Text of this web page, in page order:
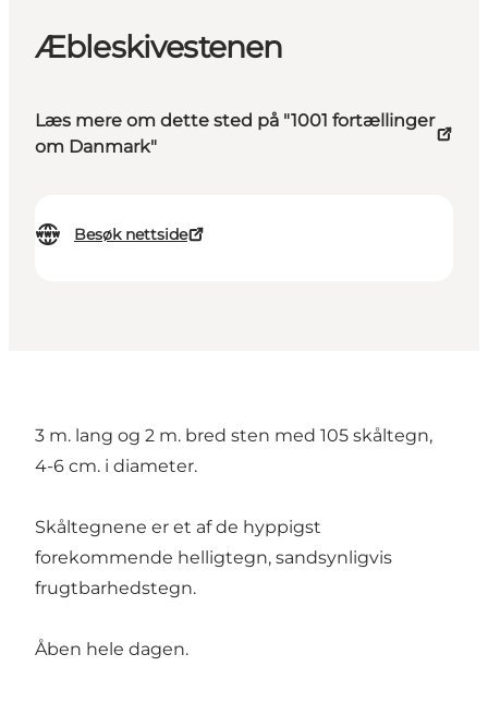
Æbleskivestenen
Læs mere om dette sted på "1001 fortællinger
om Danmark"
Besøk nettside
3 m. lang og 2 m. bred sten med 105 skåltegn,
4-6 cm. i diameter.
Skåltegnene er et af de hyppigst
forekommende helligtegn, sandsynligvis
frugtbarhedstegn.
Åben hele dagen.